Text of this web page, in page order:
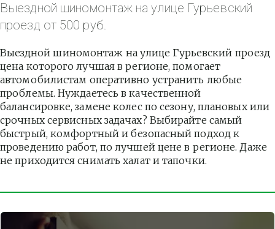
Выездной шиномонтаж на улице Гурьевский
проезд от 500 руб.
Выездной шиномонтаж на улице Гурьевский проезд
цена которого лучшая в регионе, помогает
автомобилистам оперативно устранить любые
проблемы. Нуждаетесь в качественной
балансировке, замене колес по сезону, плановых или
срочных сервисных задачах? Выбирайте самый
быстрый, комфортный и безопасный подход к
проведению работ, по лучшей цене в регионе. Даже
не приходится снимать халат и тапочки.